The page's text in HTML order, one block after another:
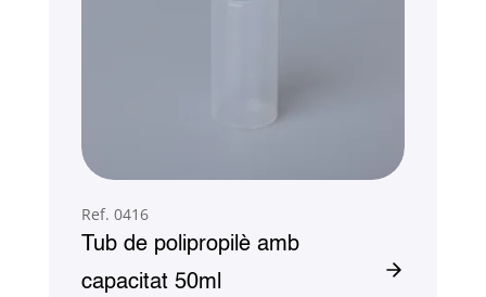
Ref. 0416
Tub de polipropilè amb
capacitat 50ml